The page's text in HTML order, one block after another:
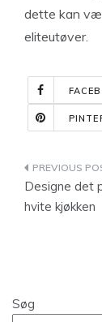
dette kan
eliteutøver.
Designe det
hvite kjøkken
Søg